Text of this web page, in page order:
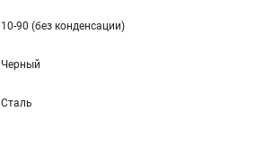
10-90 (без конденсации)
Черный
Сталь